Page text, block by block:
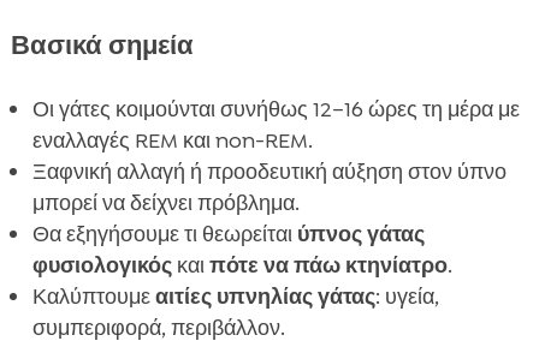
Βασικά σημεία
Οι γάτες κοιμούνται συνήθως 12–16 ώρες τη μέρα με
εναλλαγές REM και non-REM.
Ξαφνική αλλαγή ή προοδευτική αύξηση στον ύπνο
μπορεί να δείχνει πρόβλημα.
Θα εξηγήσουμε τι θεωρείται ύπνος γάτας
φυσιολογικόςκαιπότε να πάω κτηνίατρο.
Καλύπτουμεαιτίες υπνηλίας γάτας: υγεία,
συμπεριφορά, περιβάλλον.